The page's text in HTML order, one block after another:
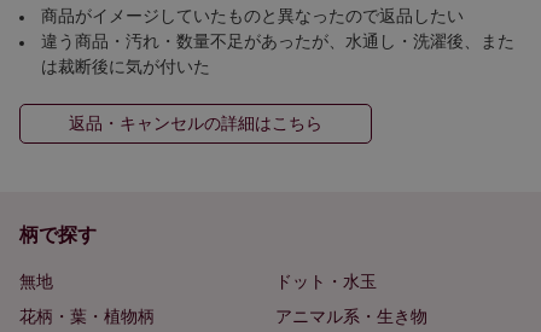
商品がイメージしていたものと異なったので返品したい
違う商品・汚れ・数量不足があったが、水通し・洗濯後、また
は裁断後に気が付いた
返品・キャンセルの詳細はこちら
柄で探す
無地
ドット・水玉
花柄・葉・植物柄
アニマル系・生き物